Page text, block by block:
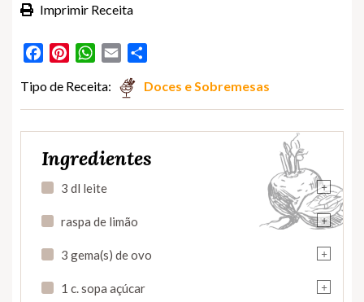
Imprimir Receita
FacebookPinterestWhatsApp
Email
Tipo de Receita: Doces e Sobremesas
Ingredientes
+
3 dl leite
+
raspa de limão
+
3 gema(s) de ovo
+
1 c. sopa açúcar